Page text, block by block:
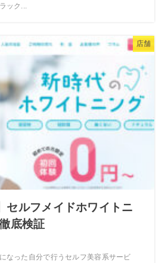
ック...
店舗
セルフメイドホワイトニ
底検証
なった自分で行うセルフ美容系サービ